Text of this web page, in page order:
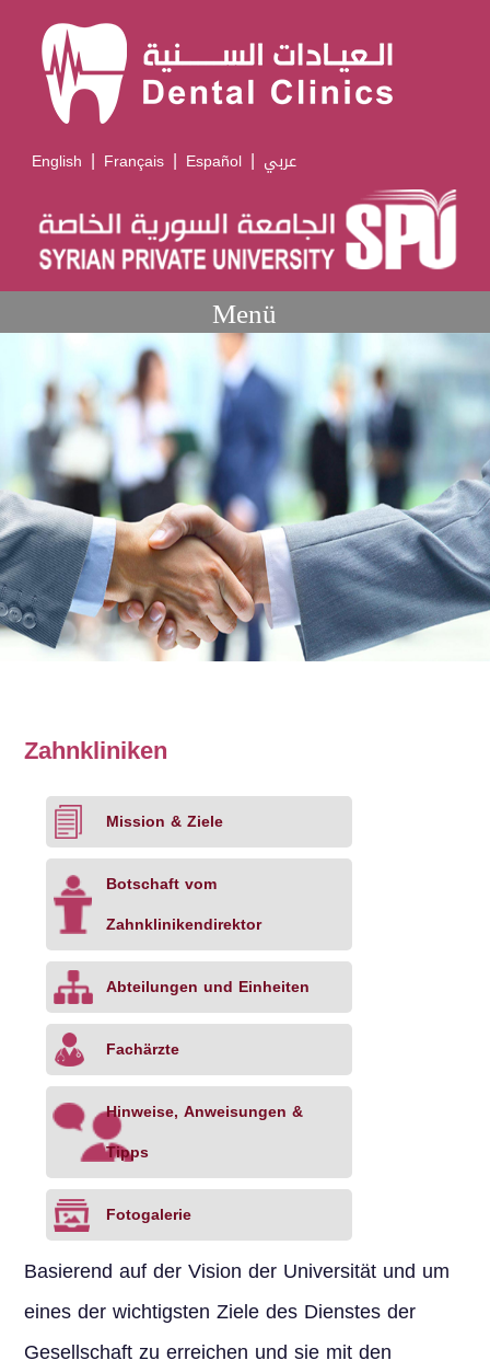
English | Français | Español | عربي
Menü
Zahnkliniken
Mission & Ziele
Botschaft vom
Zahnklinikendirektor
Abteilungen und Einheiten
Fachärzte
Hinweise, Anweisungen &
Tipps
Fotogalerie
Basierend auf der Vision der Universität und um
eines der wichtigsten Ziele des Dienstes der
Gesellschaft zu erreichen und sie mit den